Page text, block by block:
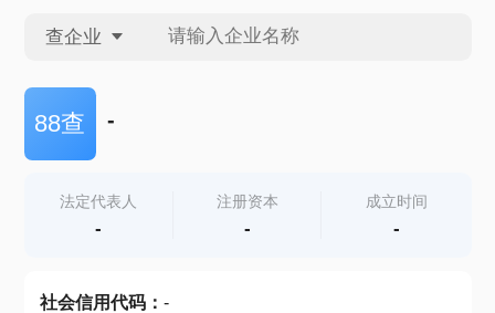
查企业
查企业
查产地
88查 -
法定代表人
-
注册资本
-
成立时间
-
社会信用代码： -